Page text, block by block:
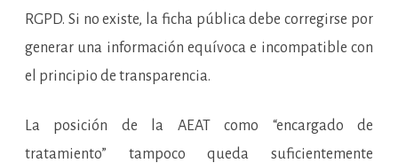
RGPD. Si no existe, la ficha pública debe corregirse por
generar una información equívoca e incompatible con
el principio de transparencia.
La posición de la AEAT como “encargado de
tratamiento” tampoco queda suficientemente